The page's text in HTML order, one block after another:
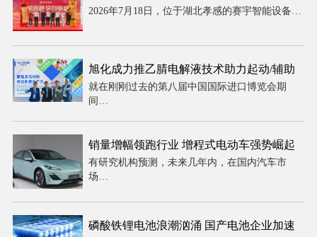
北）有限公司盛大开业 智造引擎赋能华中
2026年7月18日，位于湖北孝感的赛宇智能设备…
旭化成力推乙腈电解液技术助力起动/辅助
电池铅改锂进程
就在刚刚过去的第八届中国国际进口博览会期
间…
销量增幅领跑行业 增程式电动车强势崛起
有研究机构预测，未来几年内，在国内汽车市
场…
磷酸铁锂电池浪潮汹涌 国产电池企业加速